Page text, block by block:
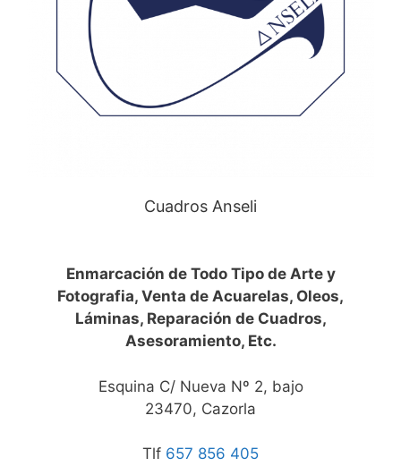
Cuadros Anseli
Enmarcación de Todo Tipo de Arte y
Fotografia, Venta de Acuarelas, Oleos,
Láminas, Reparación de Cuadros,
Asesoramiento, Etc.
Esquina C/ Nueva Nº 2, bajo
23470, Cazorla
Tlf 657 856 405